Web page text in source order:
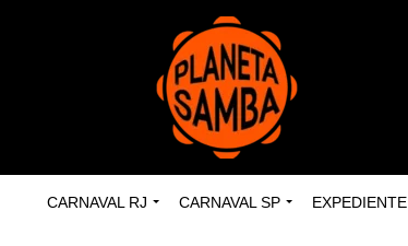
CARNAVAL RJ CARNAVAL SP EXPEDIENTE